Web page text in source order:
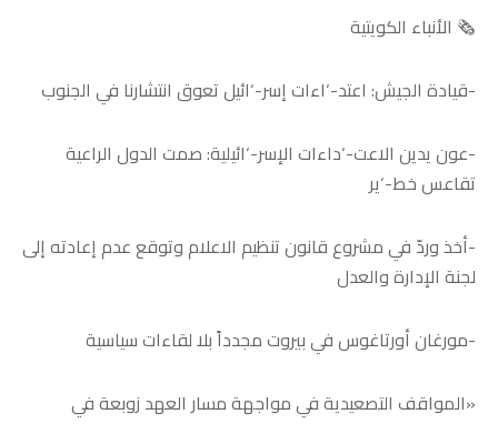
🗞️ الأنباء الكويتية
-قيادة الجيش: اعتد-‘اءات إسر-‘ائيل تعوق انتشارنا في الجنوب
-عون يدين الاعت-‘داءات الإسر-‘ائيلية: صمت الدول الراعية
تقاعس خط-‘ير
-أخذ وردّ في مشروع قانون تنظيم الاعلام وتوقع عدم إعادته إلى
لجنة الإدارة والعدل
-مورغان أورتاغوس في بيروت مجدداً بلا لقاءات سياسية
«المواقف التصعيدية في مواجهة مسار العهد زوبعة في